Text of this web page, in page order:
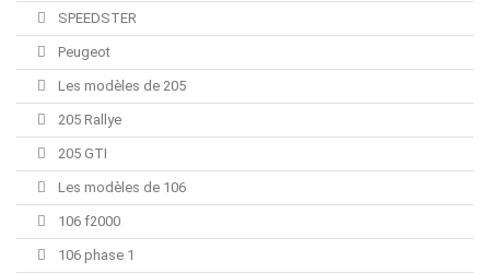
SPEEDSTER
Peugeot
Les modèles de 205
205 Rallye
205 GTI
Les modèles de 106
106 f2000
106 phase 1